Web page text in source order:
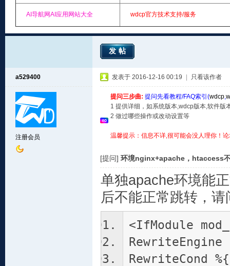
AI导航网AI应用网站大全 wdcp官方技术支持/服务
发帖
a529400
注册会员
发表于 2016-12-16 00:19 只看该作者
提问三步曲: 提问先看教程/FAQ索引(wdcp,
1 提供详细，如系统版本,wdcp版本,软件版
2 做过哪些操作或改动设置等
温馨提示：信息不详,很可能会没人理你！
[提问] 环境nginx+apache，htaccess
单独apache环境能
后不能正常跳转，
<IfModule
RewriteEngine
RewriteCond